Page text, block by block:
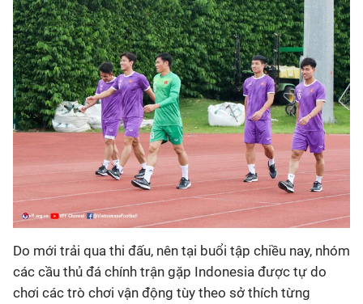
Thể thao Điện tử
Các môn khác
VIDEO
Bên lề
Do mới trải qua thi đấu, nên tại buổi tập chiều nay, nhóm
các cầu thủ đá chính trận gặp Indonesia được tự do
chơi các trò chơi vận động tùy theo sở thích từng